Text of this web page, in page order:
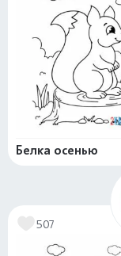
Белка осенью
507